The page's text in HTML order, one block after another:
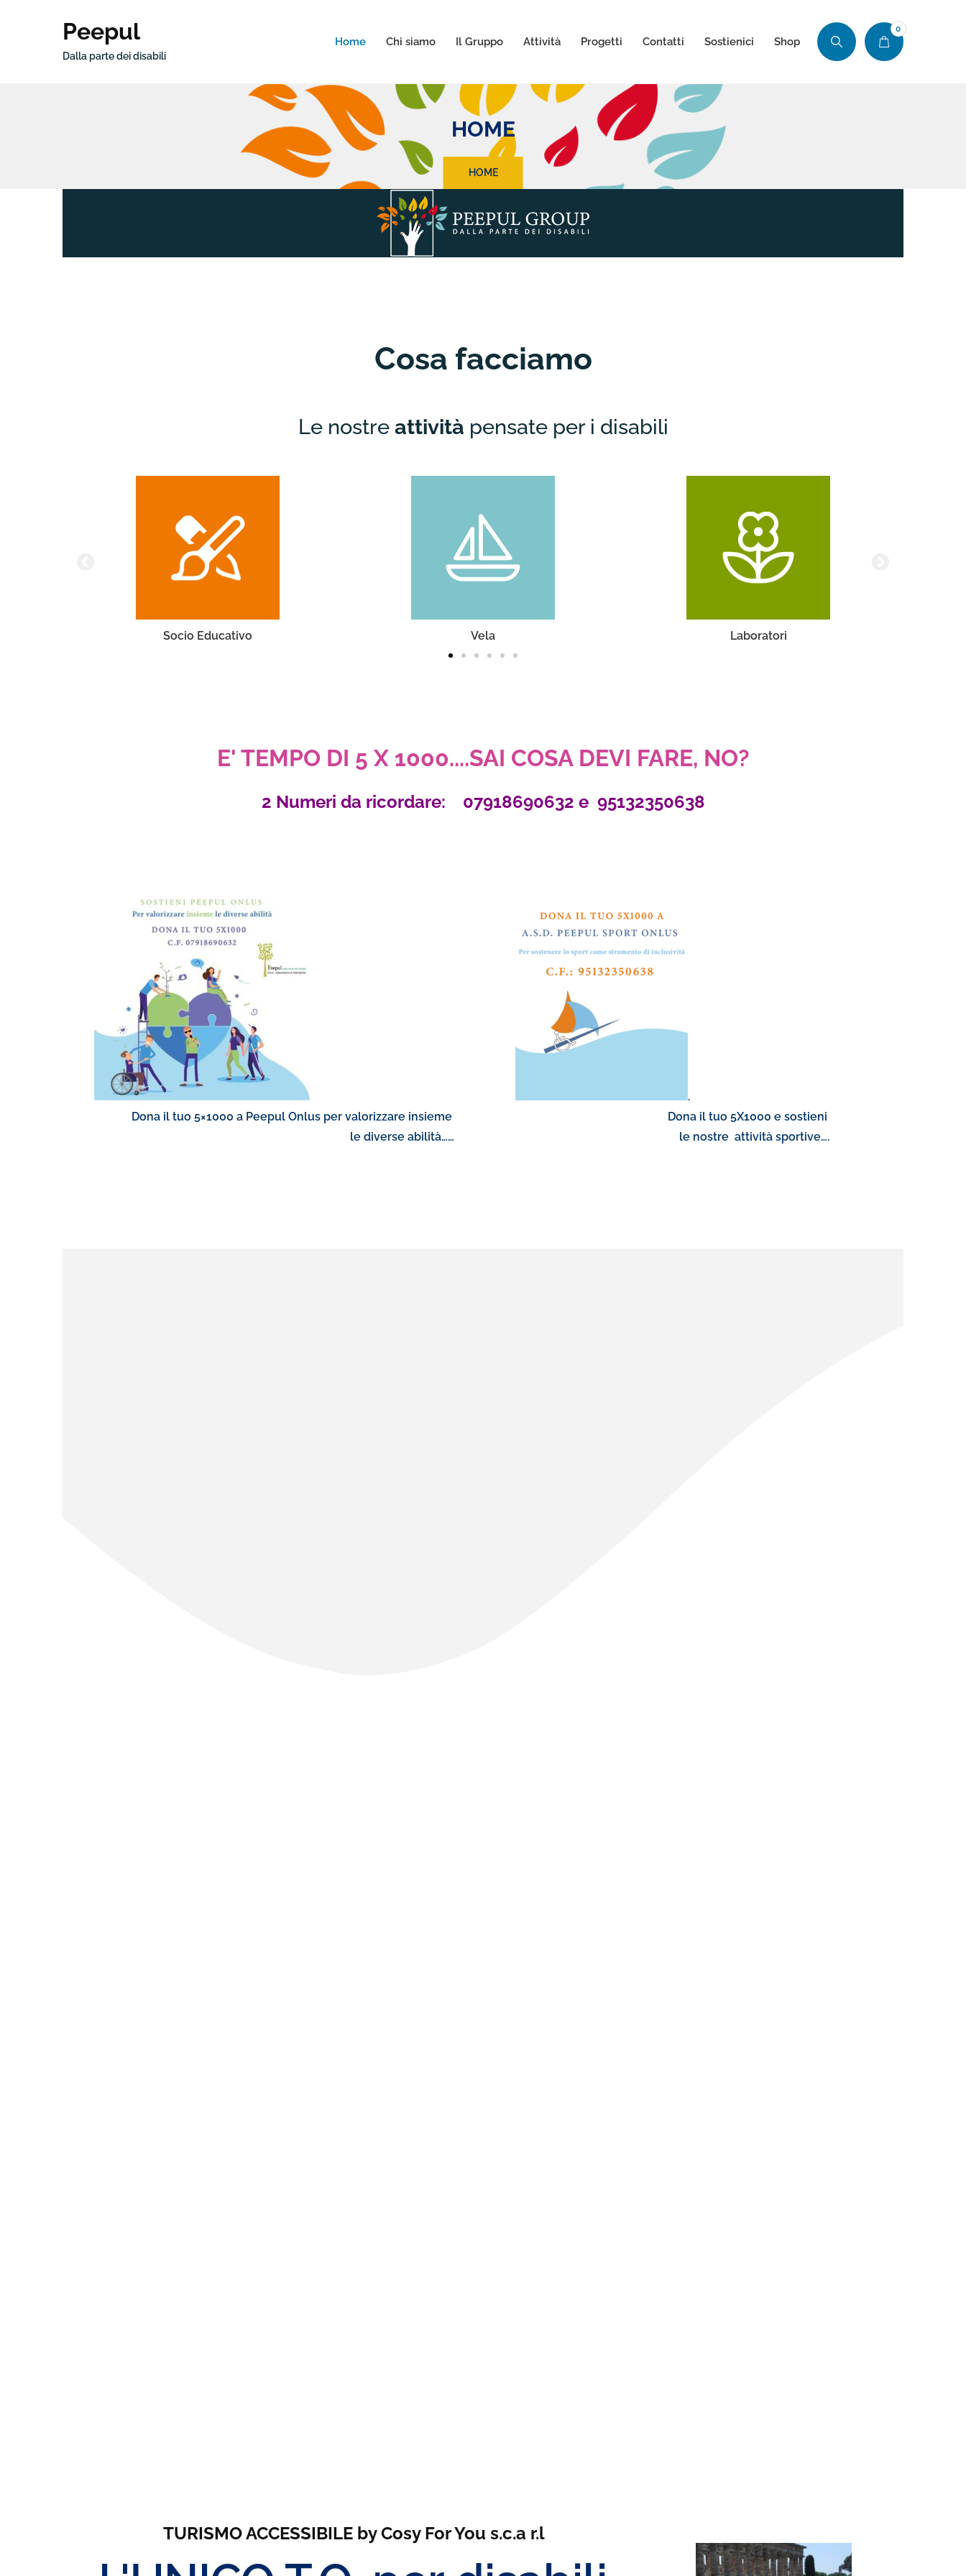
Peepul
Dalla parte dei disabili
Home Chi siamo Il Gruppo Attività Progetti Contatti Sostienici Shop
0
HOME
HOME
Cosa facciamo
Le nostre attività pensate per i disabili
Socio Educativo Vela Laboratori
E' TEMPO DI 5 X 1000....SAI COSA DEVI FARE, NO?
2 Numeri da ricordare: 07918690632 e 95132350638
Dona il tuo 5×1000 a Peepul Onlus per valorizzare insieme
le diverse abilità……
.
Dona il tuo 5X1000 e sostieni
le nostre attività sportive….
TURISMO ACCESSIBILE by Cosy For You s.c.a r.l